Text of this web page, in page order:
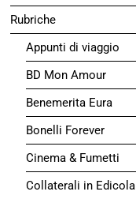
Rubriche
Appunti di viaggio
BD Mon Amour
Benemerita Eura
Bonelli Forever
Cinema & Fumetti
Collaterali in Edicola